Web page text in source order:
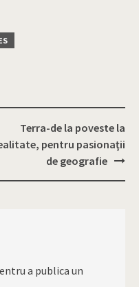
Terra-de la poveste la
pentru pasionaţii
de geografie
a publica un